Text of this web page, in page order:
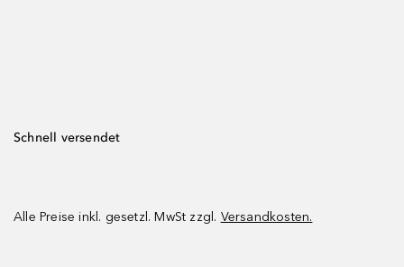
Schnell versendet
Alle Preise inkl. gesetzl. MwSt zzgl. Versandkosten.